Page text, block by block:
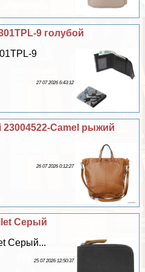
9 гoлyбой
9
27 07 2026 6:43:12
Camel рыжий
26 07 2026 0:12:27
Серый
Серый...
25 07 2026 12:50:37